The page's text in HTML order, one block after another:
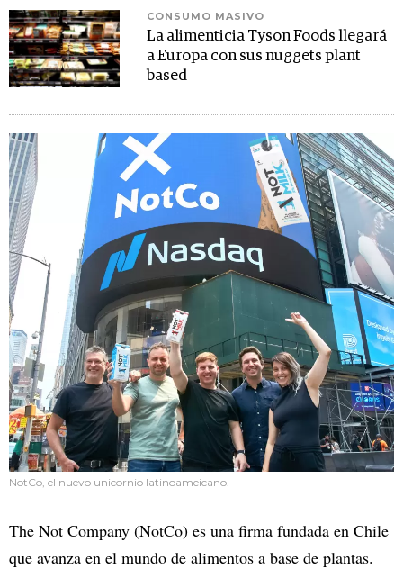
CONSUMO MASIVO
La alimenticia Tyson Foods llegará
a Europa con sus nuggets plant
based
NotCo, el nuevo unicornio latinoameicano.
The Not Company (NotCo) es una firma fundada en Chile
que avanza en el mundo de alimentos a base de plantas.